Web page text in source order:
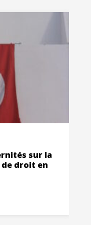
sur la
de droit en